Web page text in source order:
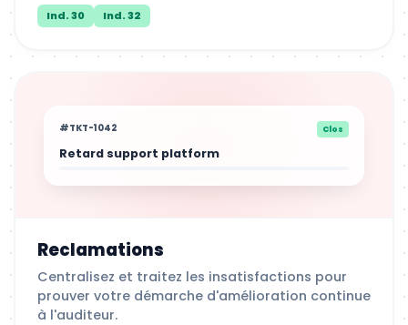
Ind. 30 Ind. 32
#TKT-1042 Clos
Retard support platform
Reclamations
Centralisez et traitez les insatisfactions pour
prouver votre démarche d'amélioration continue
à l'auditeur.